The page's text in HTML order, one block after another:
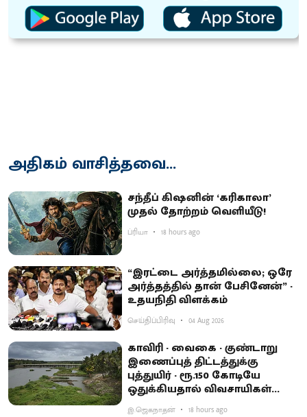
அதிகம் வாசித்தவை...
சந்தீப் கிஷனின் ‘கரிகாலா’
முதல் தோற்றம் வெளியீடு!
ப்ரியா 18 hours ago
“இரட்டை அர்த்தமில்லை; ஒரே
அர்த்தத்தில் தான் பேசினேன்” -
உதயநிதி விளக்கம்
செய்திப்பிரிவு 04 Aug 2026
காவிரி - வைகை - குண்டாறு
இணைப்புத் திட்டத்துக்கு
புத்துயிர் - ரூ.150 கோடியே
ஒதுக்கியதால் விவசாயிகள்
ஏமாற்றம்
இ.ஜெகநாதன் 18 hours ago